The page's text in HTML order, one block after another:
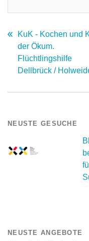
KuK - Kochen und
der Ökum.
Flüchtlingshilfe
Dellbrück /
NEUSTE GESUCHE
NEUSTE ANGEBOTE